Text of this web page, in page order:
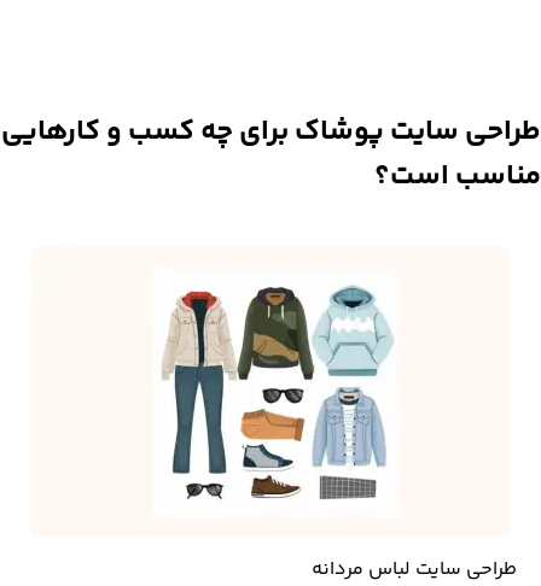
طراحی سایت پوشاک برای چه کسب و کارهایی
مناسب است؟
طراحی سایت لباس مردانه